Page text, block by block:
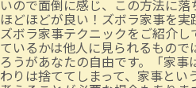
いので面倒に感じ、この方法に落
ほどほどが良い！ズボラ家事を
ズボラ家事テクニックをご紹介
ているかは他人に見られるもの
ろうがあなたの自由です。「家
わりは捨ててしまって、家事と